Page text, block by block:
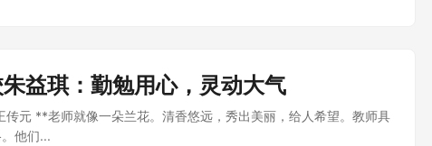
益琪：勤勉用心，灵动大气
元 **老师就像一朵兰花。清香悠远，秀出美丽，给人希望。教师具
他们...